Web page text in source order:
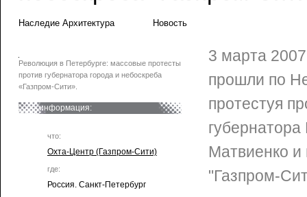
Наследие Архитектура Новость
Революция в Петербурге: массовые протесты
против губернатора города и небоскреба
«Газпром-Сити».
информация:
что:
Охта-Центр (Газпром-Сити)
где:
Россия. Санкт-Петербург
3 марта
прошли по
протестуя
Матвиенко и
"Газпром-